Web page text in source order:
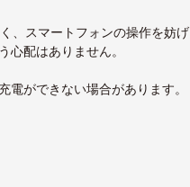
、スマートフォンの操作を妨げ
配はありません。
ができない場合があります。